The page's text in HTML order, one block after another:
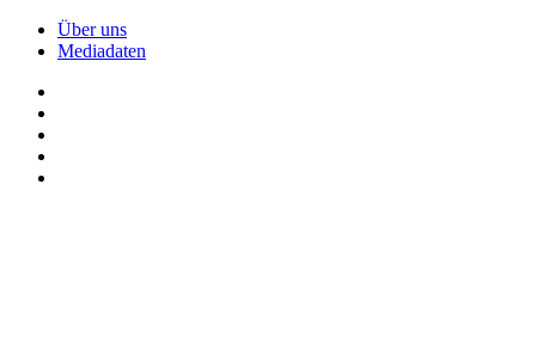
Über uns
Mediadaten